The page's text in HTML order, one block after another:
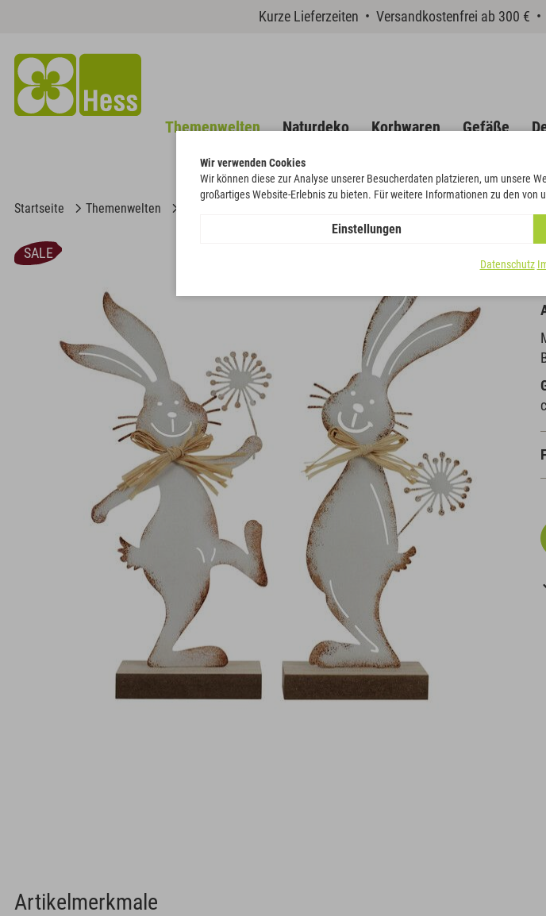
Kurze Lieferzeiten • Versandkostenfrei ab 300 € •
Themenwelten Naturdeko Korbwaren Gefäße
Startseite Themenwelten
SALE
Artikelmerkmale
Wir verwenden Cookies
Wir können diese zur Analyse unserer Besucherdaten platzieren, um unsere
großartiges Website-Erlebnis zu bieten. Für weitere Informationen zu den von
Einstellungen
Datenschutz